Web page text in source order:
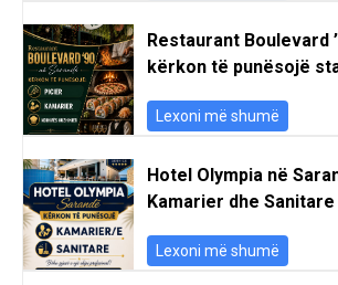
Restaurant Boulevard
kërkon të punësojë
Lexoni më shumë
Hotel Olympia në
Kamarier dhe Sanitare
Lexoni më shumë